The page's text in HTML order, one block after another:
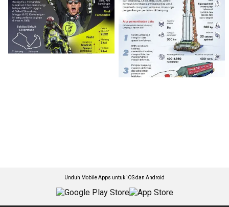
Unduh Mobile Apps untuk iOS dan Android